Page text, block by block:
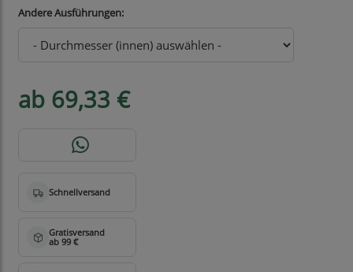
Andere Ausführungen:
ab 69,33 €